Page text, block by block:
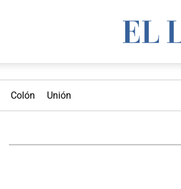
Colón Unión